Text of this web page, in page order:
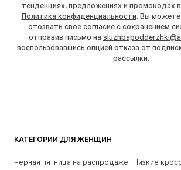
тенденциях, предложениях и промокодах
Политика конфиденциальности. Вы
отозвать свое согласие с сохранением
отправив письмо на
воспользовавшись опцией отказа от
рассылки.
КАТЕГОРИИ ДЛЯ ЖЕНЩИН
Черная пятница на распродаже
Низкие